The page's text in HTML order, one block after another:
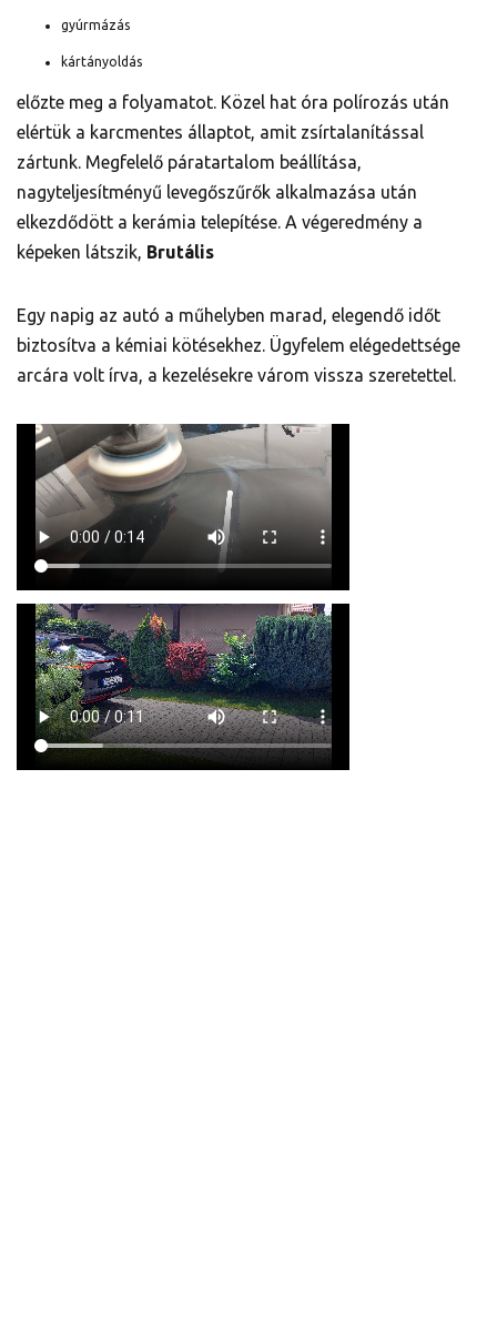
gyúrmázás
kártányoldás
előzte meg a folyamatot. Közel hat óra polírozás után
elértük a karcmentes állaptot, amit zsírtalanítással
zártunk. Megfelelő páratartalom beállítása,
nagyteljesítményű levegőszűrők alkalmazása után
elkezdődött a kerámia telepítése. A végeredmény a
képeken látszik, Brutális
Egy napig az autó a műhelyben marad, elegendő időt
biztosítva a kémiai kötésekhez. Ügyfelem elégedettsége
arcára volt írva, a kezelésekre várom vissza szeretettel.